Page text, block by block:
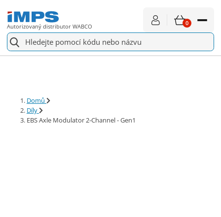
Autorizovaný distributor WABCO
0
Vše o nákupu
Domů
Díly
EBS Axle Modulator 2-Channel - Gen1